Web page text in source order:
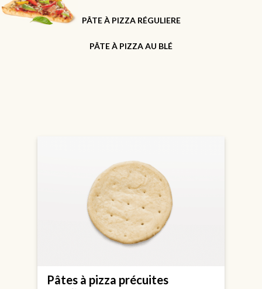
PÂTE À PIZZA RÉGULIERE
PÂTE À PIZZA AU BLÉ
Pâtes à pizza précuites